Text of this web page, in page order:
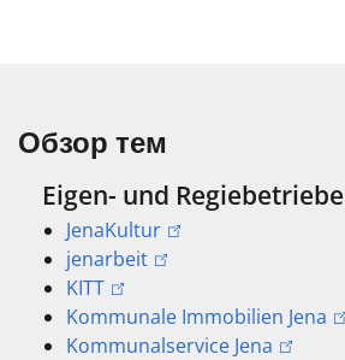
Обзор тем
Eigen- und Regiebetriebe
JenaKultur
jenarbeit
KITT
Kommunale Immobilien Jena
Kommunalservice Jena